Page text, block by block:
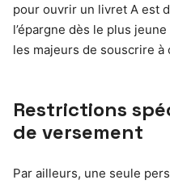
pour ouvrir un livret A est
l’épargne dès le plus
les majeurs de souscrire à
Restrictions
de versement
Par ailleurs, une seule